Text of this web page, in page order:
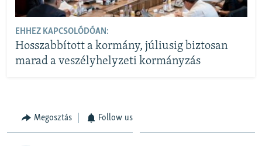
EHHEZ KAPCSOLÓDÓAN:
Hosszabbított a kormány, júliusig biztosan
marad a veszélyhelyzeti kormányzás
Megosztás Follow us